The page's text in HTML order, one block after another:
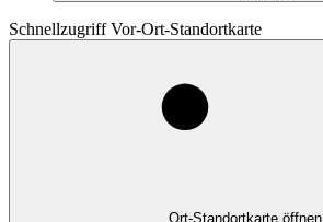
Schnellzugriff Vor-Ort-Standortkarte
Ort-Standortkarte öffnen